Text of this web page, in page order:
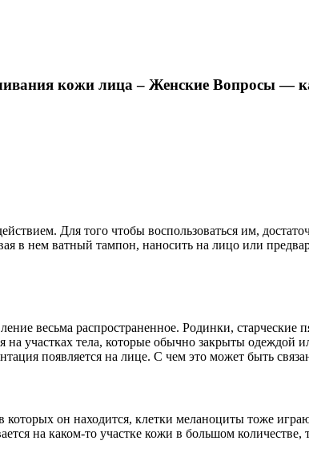
кожи лица – Женские Вопросы —
Для того чтобы воспользоваться им,
нем ватный тампон, наносить на лицо или
весьма распространенное. Родинки, старческие
участках тела, которые обычно закрыты одеждой
появляется на лице. С чем это может быть
которых он находится, клетки меланоциты тоже
на каком-то участке кожи в большом